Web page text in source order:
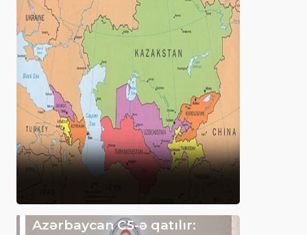
Azərbaycan C5-ə qatılır: